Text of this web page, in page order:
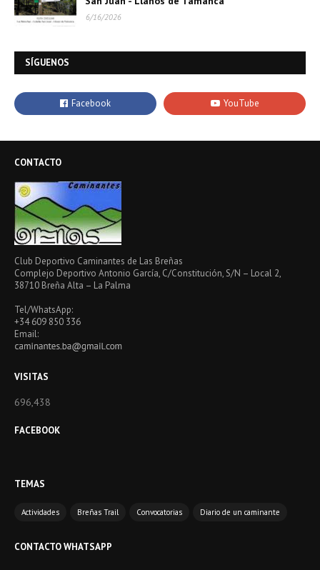
6/16/2026
SÍGUENOS
CONTACTO
Club Deportivo Caminantes de Las Breñas
Complejo Deportivo Antonio García, C/Constitución, S/N – Local 2,
38710 Breña Alta – La Palma
Tel/WhatsApp:
+34 609 850 336
Email:
VISITAS
696,438
FACEBOOK
TEMAS
Actividades Breñas Trail Convocatorias Diario de un caminante
CONTACTO WHATSAPP